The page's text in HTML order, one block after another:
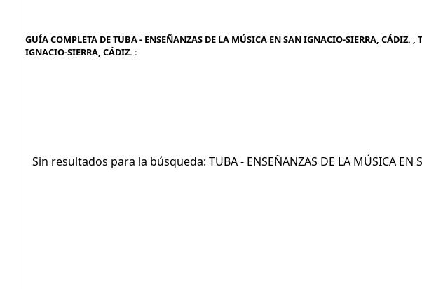
GUÍA COMPLETA DE TUBA - ENSEÑANZAS DE LA MÚSICA EN SAN IGNACIO-SIERRA, CÁDIZ. ,
IGNACIO-SIERRA, CÁDIZ. :
Sin resultados para la búsqueda: TUBA - ENSEÑANZAS DE LA MÚSICA EN